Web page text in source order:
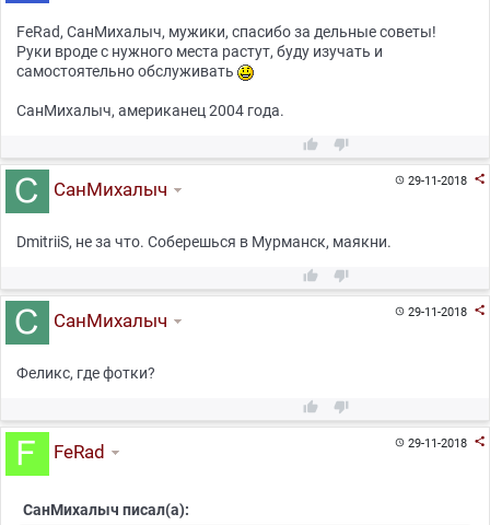
FeRad, СанМихалыч, мужики, спасибо за дельные советы!
Руки вроде с нужного места растут, буду изучать и
самостоятельно обслуживать
СанМихалыч, американец 2004 года.
 
29-11-2018 
СанМихалыч
DmitriiS, не за что. Соберешься в Мурманск, маякни.
 
29-11-2018 
СанМихалыч
Феликс, где фотки?
 
29-11-2018 
FeRad
СанМихалыч писал(а):